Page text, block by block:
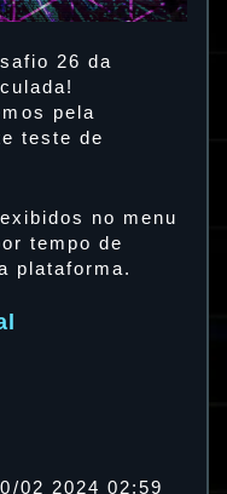
26 da
pela
teste de
no menu
tempo de
plataforma.
02 2024 02:59